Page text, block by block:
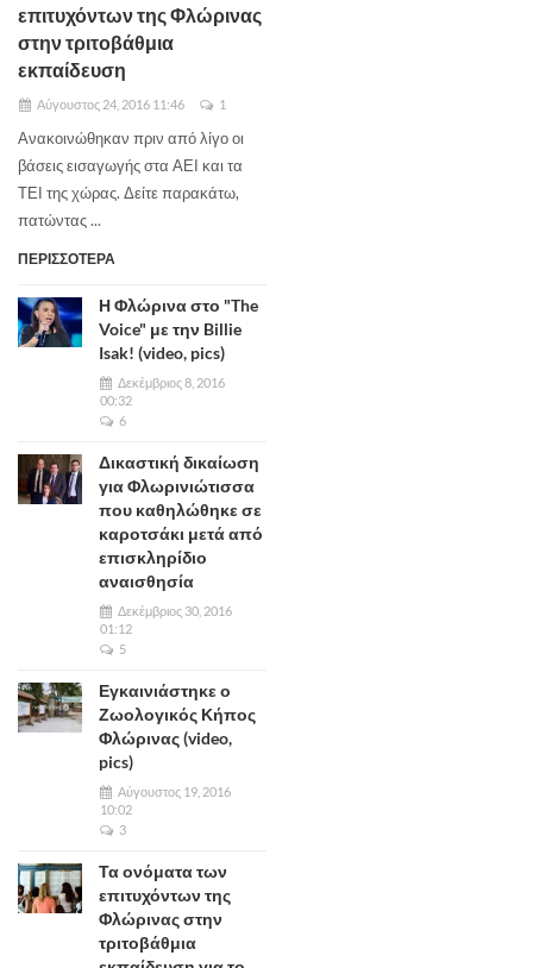
επιτυχόντων της Φλώρινας
στην τριτοβάθμια
εκπαίδευση
Αύγουστος 24, 2016 11:46 1
Ανακοινώθηκαν πριν από λίγο οι
βάσεις εισαγωγής στα ΑΕΙ και τα
ΤΕΙ της χώρας. Δείτε παρακάτω,
πατώντας ...
ΠΕΡΙΣΣΟΤΕΡΑ
Η Φλώρινα στο "The
Voice" με την Billie
Isak! (video, pics)
Δεκέμβριος 8, 2016
00:32
6
Δικαστική δικαίωση
για Φλωρινιώτισσα
που καθηλώθηκε σε
καροτσάκι μετά από
επισκληρίδιο
αναισθησία
Δεκέμβριος 30, 2016
01:12
5
Εγκαινιάστηκε ο
Ζωολογικός Κήπος
Φλώρινας (video,
pics)
Αύγουστος 19, 2016
10:02
3
Τα ονόματα των
επιτυχόντων της
Φλώρινας στην
τριτοβάθμια